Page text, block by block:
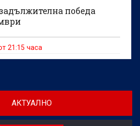
победа
21:15 часа
АКТУАЛНО